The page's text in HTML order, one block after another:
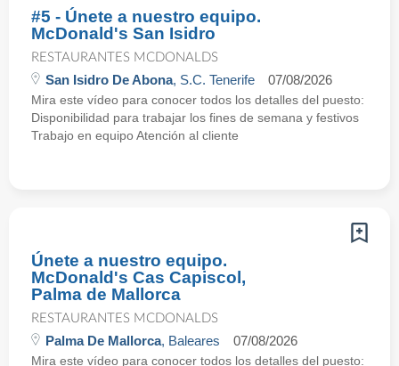
#5 - Únete a nuestro equipo.
McDonald's San Isidro
RESTAURANTES MCDONALDS
San Isidro De Abona, S.C. Tenerife 07/08/2026
Mira este vídeo para conocer todos los detalles del puesto:
Disponibilidad para trabajar los fines de semana y festivos
Trabajo en equipo Atención al cliente
Únete a nuestro equipo.
McDonald's Cas Capiscol,
Palma de Mallorca
RESTAURANTES MCDONALDS
Palma De Mallorca, Baleares 07/08/2026
Mira este vídeo para conocer todos los detalles del puesto: